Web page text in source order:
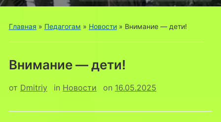
меню
Главная » Педагогам » Новости» Внимание — дети!
Внимание — дети!
от Dmitriy in Новости on 16.05.2025